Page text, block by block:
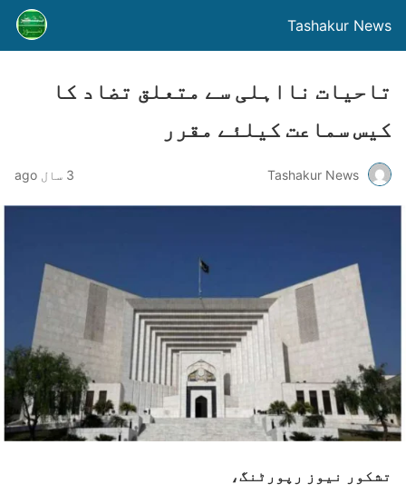
Tashakur News
تاحیات نااہلی سے متعلق تضاد کا
کیس سماعت کیلئے مقرر
Tashakur News 3 سال ago
تشکور نیوز رپورٹنگ،